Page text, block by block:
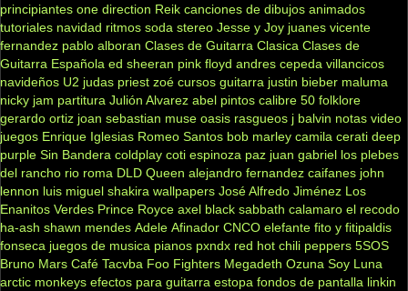
principiantes one direction Reik canciones de dibujos animados
tutoriales navidad ritmos soda stereo Jesse y Joy juanes vicente
fernandez pablo alboran Clases de Guitarra Clasica Clases de
Guitarra Española ed sheeran pink floyd andres cepeda villancicos
navideños U2 judas priest zoé cursos guitarra justin bieber maluma
nicky jam partitura Julión Alvarez abel pintos calibre 50 folklore
gerardo ortiz joan sebastian muse oasis rasgueos j balvin notas video
juegos Enrique Iglesias Romeo Santos bob marley camila cerati deep
purple Sin Bandera coldplay coti espinoza paz juan gabriel los plebes
del rancho rio roma DLD Queen alejandro fernandez caifanes john
lennon luis miguel shakira wallpapers José Alfredo Jiménez Los
Enanitos Verdes Prince Royce axel black sabbath calamaro el recodo
ha-ash shawn mendes Adele Afinador CNCO elefante fito y fitipaldis
fonseca juegos de musica pianos pxndx red hot chili peppers 5SOS
Bruno Mars Café Tacvba Foo Fighters Megadeth Ozuna Soy Luna
arctic monkeys efectos para guitarra estopa fondos de pantalla linkin